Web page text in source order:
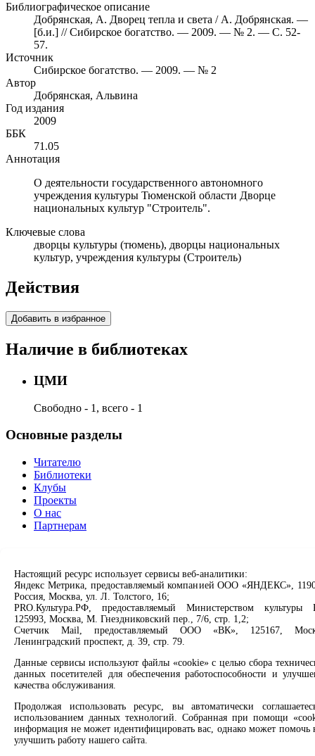
Библиографическое описание
Добрянская, А. Дворец тепла и света / А. Добрянская. —
[б.и.] // Сибирское богатство. — 2009. — № 2. — С. 52-
57.
Источник
Сибирское богатство. — 2009. — № 2
Автор
Добрянская, Альвина
Год издания
2009
ББК
71.05
Аннотация
О деятельности государственного автономного
учреждения культуры Тюменской области Дворце
национальных культур "Строитель".
Ключевые слова
дворцы культуры (тюмень), дворцы национальных
культур, учреждения культуры (Строитель)
Действия
Добавить в избранное
Наличие в библиотеках
ЦМИ
Свободно - 1, всего - 1
Основные разделы
Читателю
Библиотеки
Клубы
Проекты
О нас
Партнерам
Продлить книгу
Спроси библиотекаря
Спроси краеведа
Оцените качество услуг
Направить обращение директору
Соцсети
Вконтакте
Max
Rutube
Настоящий ресурс использует сервисы веб-аналитики:
Яндекс Метрика, предоставляемый компанией ООО «ЯНДЕКС»,
Россия, Москва, ул. Л. Толстого, 16;
PRO.Культура.РФ, предоставляемый Министерством культуры
125993, Москва, М. Гнездниковский пер., 7/6, стр. 1,2;
Счетчик Mail, предоставляемый ООО «ВК», 125167,
Ленинградский проспект, д. 39, стр. 79.
Данные сервисы используют файлы «cookie» с целью сбора
данных посетителей для обеспечения работоспособности и
качества обслуживания.
Продолжая использовать ресурс, вы автоматически
использованием данных технологий. Собранная при помощи
информация не может идентифицировать вас, однако может помочь
улучшить работу нашего сайта.